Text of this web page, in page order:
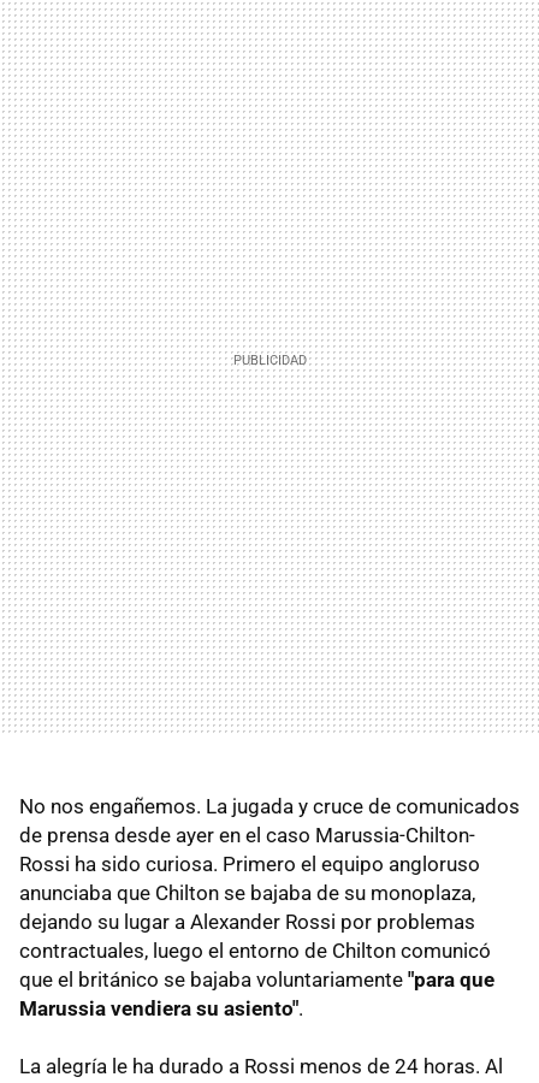
No nos engañemos. La jugada y cruce de comunicados
de prensa desde ayer en el caso Marussia-Chilton-
Rossi ha sido curiosa. Primero el equipo angloruso
anunciaba que Chilton se bajaba de su monoplaza,
dejando su lugar a Alexander Rossi por problemas
contractuales, luego el entorno de Chilton comunicó
que el británico se bajaba voluntariamente "para que
Marussia vendiera su asiento".
La alegría le ha durado a Rossi menos de 24 horas. Al